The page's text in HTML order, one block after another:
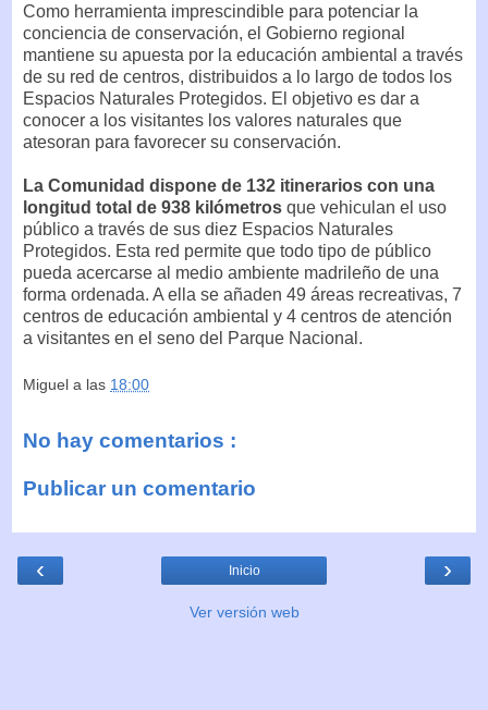
Como herramienta imprescindible para potenciar la
conciencia de conservación, el Gobierno regional
mantiene su apuesta por la educación ambiental a través
de su red de centros, distribuidos a lo largo de todos los
Espacios Naturales Protegidos. El objetivo es dar a
conocer a los visitantes los valores naturales que
atesoran para favorecer su conservación.
La Comunidad dispone de 132 itinerarios con una
longitud total de 938 kilómetros que vehiculan el uso
público a través de sus diez Espacios Naturales
Protegidos. Esta red permite que todo tipo de público
pueda acercarse al medio ambiente madrileño de una
forma ordenada. A ella se añaden 49 áreas recreativas, 7
centros de educación ambiental y 4 centros de atención
a visitantes en el seno del Parque Nacional.
Miguel a las 18:00
No hay comentarios :
Publicar un comentario
‹ ›
Inicio
Ver versión web